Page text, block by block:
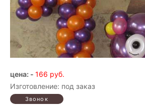
цена: - 166 руб.
Изготовление: под заказ